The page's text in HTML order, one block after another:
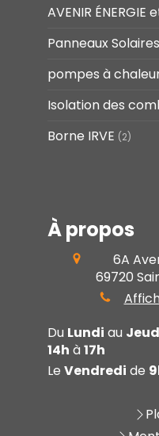
AVENIR
Panneaux
pompes à
Isolation des
Borne IRVE (2)
À propos
6A
69720
Du Lundi au
14h à17h
Le Vendredi de